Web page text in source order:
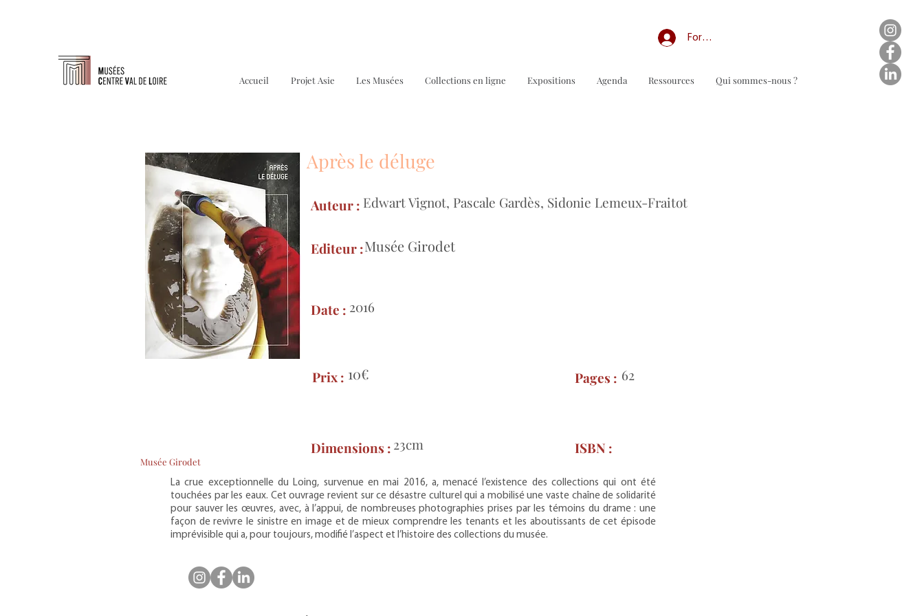
Forum professionnel/My Groups
Accueil Projet Asie Les Musées Collections en ligne Expositions Agenda Ressources Qui sommes-nous ?
Après le déluge
Auteur : Edwart Vignot, Pascale Gardès, Sidonie Lemeux-Fraitot
Musée Girodet
Editeur :
2016
Date :
10€
Prix : 62
Pages :
Musée Girodet
23cm
Dimensions : ISBN :
La crue exceptionnelle du Loing, survenue en mai 2016, a, menacé l’existence des collections qui ont été
touchées par les eaux. Cet ouvrage revient sur ce désastre culturel qui a mobilisé une vaste chaîne de solidarité
pour sauver les œuvres, avec, à l’appui, de nombreuses photographies prises par les témoins du drame : une
façon de revivre le sinistre en image et de mieux comprendre les tenants et les aboutissants de cet épisode
imprévisible qui a, pour toujours, modifié l’aspect et l’histoire des collections du musée.